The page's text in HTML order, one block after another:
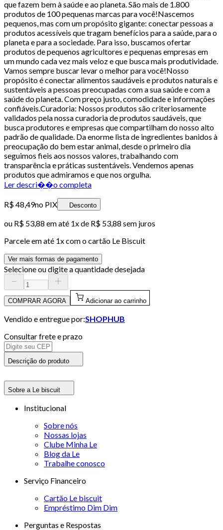
que fazem bem à saúde e ao planeta. São mais de 1.800
produtos de 100 pequenas marcas para você!Nascemos
pequenos, mas com um propósito gigante: conectar pessoas a
produtos acessíveis que tragam benefícios para a saúde, para o
planeta e para a sociedade. Para isso, buscamos ofertar
produtos de pequenos agricultores e pequenas empresas em
um mundo cada vez mais veloz e que busca mais produtividade.
Vamos sempre buscar levar o melhor para você!Nosso
propósito é conectar alimentos saudáveis e produtos naturais e
sustentáveis a pessoas preocupadas com a sua saúde e com a
saúde do planeta. Com preço justo, comodidade e informações
confiáveis.Curadoria: Nossos produtos são criteriosamente
validados pela nossa curadoria de produtos saudáveis, que
busca produtores e empresas que compartilham do nosso alto
padrão de qualidade. Da enorme lista de ingredientes banidos à
preocupação do bem estar animal, desde o primeiro dia
seguimos fieis aos nossos valores, trabalhando com
transparência e práticas sustentáveis. Vendemos apenas
produtos que admiramos e que nos orgulha.
Ler descri��o completa
R$ 48,49no PIX Desconto
ou R$ 53,88 em até 1x de R$ 53,88 sem juros
Parcele em até 1x com o cartão Le Biscuit
Ver mais formas de pagamento
Selecione ou digite a quantidade desejada
COMPRAR AGORA Adicionar ao carrinho
Vendido e entregue por:SHOPHUB
Consultar frete e prazo
Descrição do produto
Sobre a Le biscuit
Institucional
Sobre nós
Nossas lojas
Clube Minha Le
Blog da Le
Trabalhe conosco
Serviço Financeiro
Cartão Le biscuit
Empréstimo Dim Dim
Perguntas e Respostas